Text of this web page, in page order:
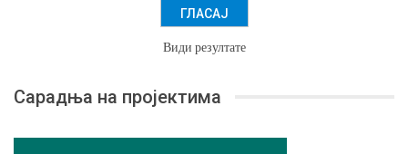
Види резултате
Сарадња на пројектима